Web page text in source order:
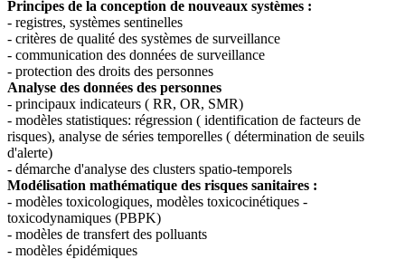
Principes de la conception de nouveaux systèmes :
- registres, systèmes sentinelles
- critères de qualité des systèmes de surveillance
- communication des données de surveillance
- protection des droits des personnes
Analyse des données des personnes
- principaux indicateurs ( RR, OR, SMR)
- modèles statistiques: régression ( identification de facteurs de
risques), analyse de séries temporelles ( détermination de seuils
d'alerte)
- démarche d'analyse des clusters spatio-temporels
Modélisation mathématique des risques sanitaires :
- modèles toxicologiques, modèles toxicocinétiques -
toxicodynamiques (PBPK)
- modèles de transfert des polluants
- modèles épidémiques